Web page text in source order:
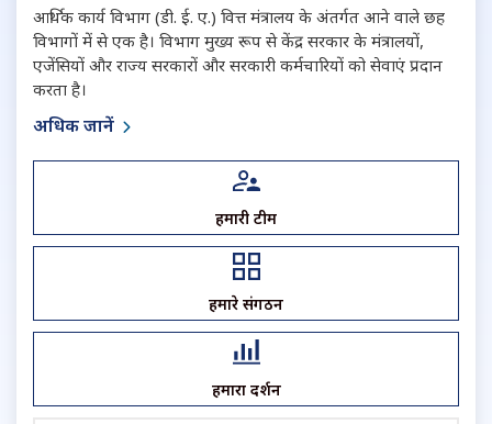
आर्थिक कार्य विभाग (डी. ई. ए.) वित्त मंत्रालय के अंतर्गत आने वाले छह
विभागों में से एक है। विभाग मुख्य रूप से केंद्र सरकार के मंत्रालयों,
एजेंसियों और राज्य सरकारों और सरकारी कर्मचारियों को सेवाएं प्रदान
करता है।
अधिक जानें
हमारी टीम
हमारे संगठन
हमारा प्रदर्शन